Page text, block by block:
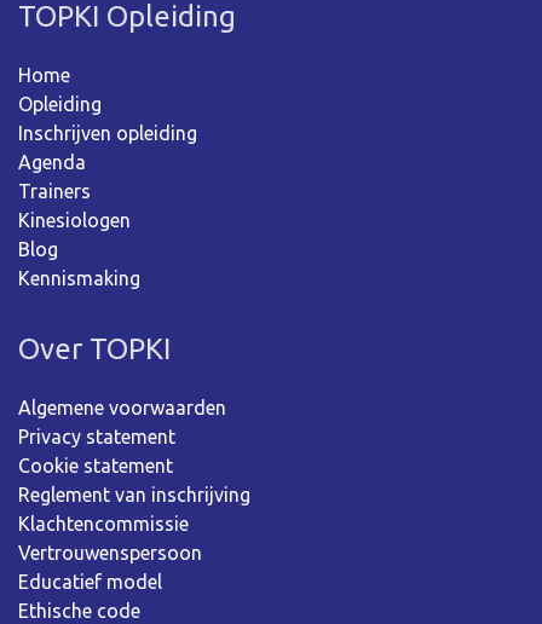
TOPKI Opleiding
Home
Opleiding
Inschrijven opleiding
Agenda
Trainers
Kinesiologen
Blog
Kennismaking
Over TOPKI
Algemene voorwaarden
Privacy statement
Cookie statement
Reglement van inschrijving
Klachtencommissie
Vertrouwenspersoon
Educatief model
Ethische code